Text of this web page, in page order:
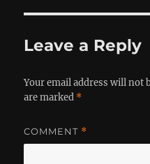
Leave a Reply
Your email address will not
are marked *
COMMENT *